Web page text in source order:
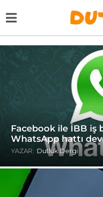
Facebook ile İBB iş
WhatsApp hattı
YAZAR: Dutluk Dergi